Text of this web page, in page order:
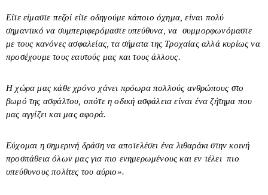
Είτε είμαστε πεζοί είτε οδηγούμε κάποιο όχημα, είναι πολύ
σημαντικό να συμπεριφερόμαστε υπεύθυνα, να συμμορφωνόμαστε
με τους κανόνες ασφαλείας, τα σήματα της Τροχαίας αλλά κυρίως να
προσέχουμε τους εαυτούς μας και τους άλλους.
Η χώρα μας κάθε χρόνο χάνει πρόωρα πολλούς ανθρώπους στο
βωμό της ασφάλτου, οπότε η οδική ασφάλεια είναι ένα ζήτημα που
μας αγγίζει και μας αφορά.
Εύχομαι η σημερινή δράση να αποτελέσει ένα λιθαράκι στην κοινή
προσπάθεια όλων μας για πιο ενημερωμένους και εν τέλει πιο
υπεύθυνους πολίτες του αύριο».